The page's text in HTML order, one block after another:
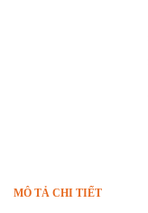
MÔ TẢ CHI TIẾT